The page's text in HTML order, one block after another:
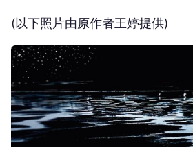
(以下照片由原作者王婷提供)